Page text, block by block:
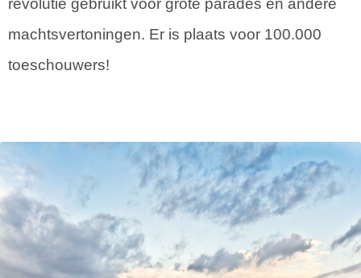
machtsvertoningen. Er is plaats voor 100.000
toeschouwers!